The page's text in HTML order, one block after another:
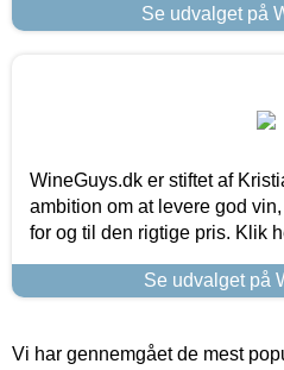
Se udvalget på
WineGuys.dk er stiftet af
ambition om at levere god
for og til den rigtige pris. Klik
Se udvalget på
Vi har gennemgået de mest